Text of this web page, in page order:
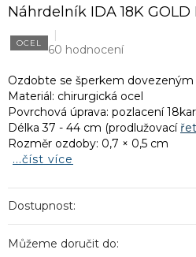
Náhrdelník IDA 18K GOLD
OCEL 60 hodnocení
Ozdobte se šperkem dovezeným
Materiál: chirurgická ocel
Povrchová úprava: pozlacení
Délka 37 - 44 cm (prodlužovací
Rozměr ozdoby: 0,7 × 0,5 cm
...číst více
Dostupnost:
Můžeme doručit do: